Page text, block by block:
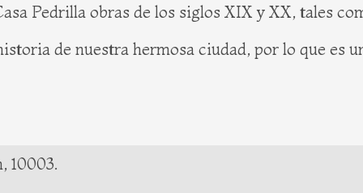
Pedrilla obras de los siglos XIX y XX, tales
de nuestra hermosa ciudad, por lo que es
10003.